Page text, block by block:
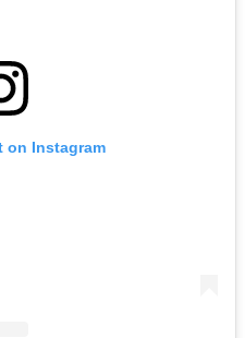
on Instagram